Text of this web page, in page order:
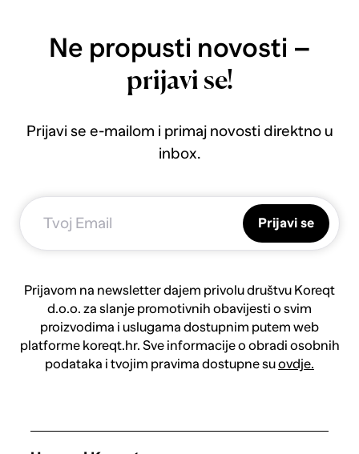
Ne propusti novosti –
prijavi se!
Prijavi se e-mailom i primaj novosti direktno u
inbox.
Prijavi se
Prijavom na newsletter dajem privolu društvu Koreqt
d.o.o. za slanje promotivnih obavijesti o svim
proizvodima i uslugama dostupnim putem web
platforme koreqt.hr. Sve informacije o obradi osobnih
podataka i tvojim pravima dostupne suovdje.